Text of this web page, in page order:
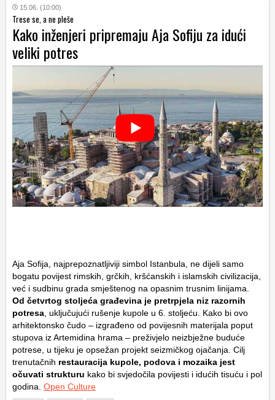
15.06. (10:00)
Trese se, a ne pleše
Kako inženjeri pripremaju Aja Sofiju za idući
veliki potres
Aja Sofija, najprepoznatljiviji simbol Istanbula, ne dijeli samo
bogatu povijest rimskih, grčkih, kršćanskih i islamskih civilizacija,
već i sudbinu grada smještenog na opasnim trusnim linijama.
Od četvrtog stoljeća građevina je pretrpjela niz razornih
potresa, uključujući rušenje kupole u 6. stoljeću. Kako bi ovo
arhitektonsko čudo – izgrađeno od povijesnih materijala poput
stupova iz Artemidina hrama – preživjelo neizbježne buduće
potrese, u tijeku je opsežan projekt seizmičkog ojačanja. Cilj
trenutačnih restauracija kupole, podova i mozaika jest
očuvati strukturu kako bi svjedočila povijesti i idućih tisuću i pol
godina. Open Culture